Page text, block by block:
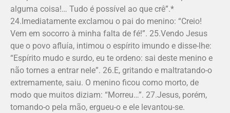
alguma coisa!… Tudo é possível ao que crê”.*
24.Imediatamente exclamou o pai do menino: “Creio!
Vem em socorro à minha falta de fé!”. 25.Vendo Jesus
que o povo afluía, intimou o espírito imundo e disse-lhe:
“Espírito mudo e surdo, eu te ordeno: sai deste menino e
não tornes a entrar nele”. 26.E, gritando e maltratando-o
extremamente, saiu. O menino ficou como morto, de
modo que muitos diziam: “Morreu…”. 27.Jesus, porém,
tomando-o pela mão, ergueu-o e ele levantou-se.